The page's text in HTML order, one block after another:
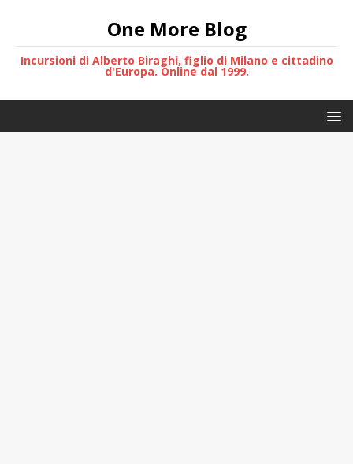
One More Blog
Incursioni di Alberto Biraghi, figlio di Milano e cittadino
d'Europa. Online dal 1999.